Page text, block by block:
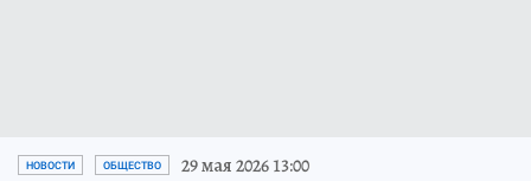
НОВОСТИ ОБЩЕСТВО 29 мая 2026 13:00